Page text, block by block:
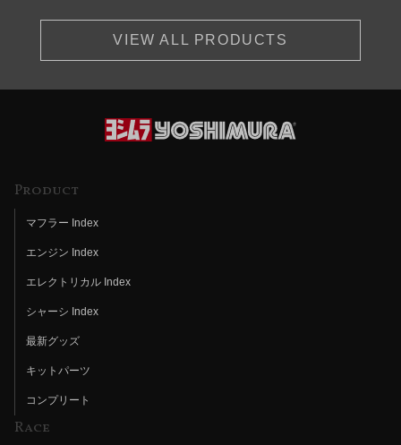
VIEW ALL PRODUCTS
Product
マフラー Index
エンジン Index
エレクトリカル Index
シャーシ Index
最新グッズ
キットパーツ
コンプリート
Race